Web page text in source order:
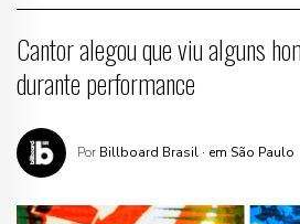
Cantor alegou que viu alguns
durante performance
Por Billboard Brasil · em São Paulo